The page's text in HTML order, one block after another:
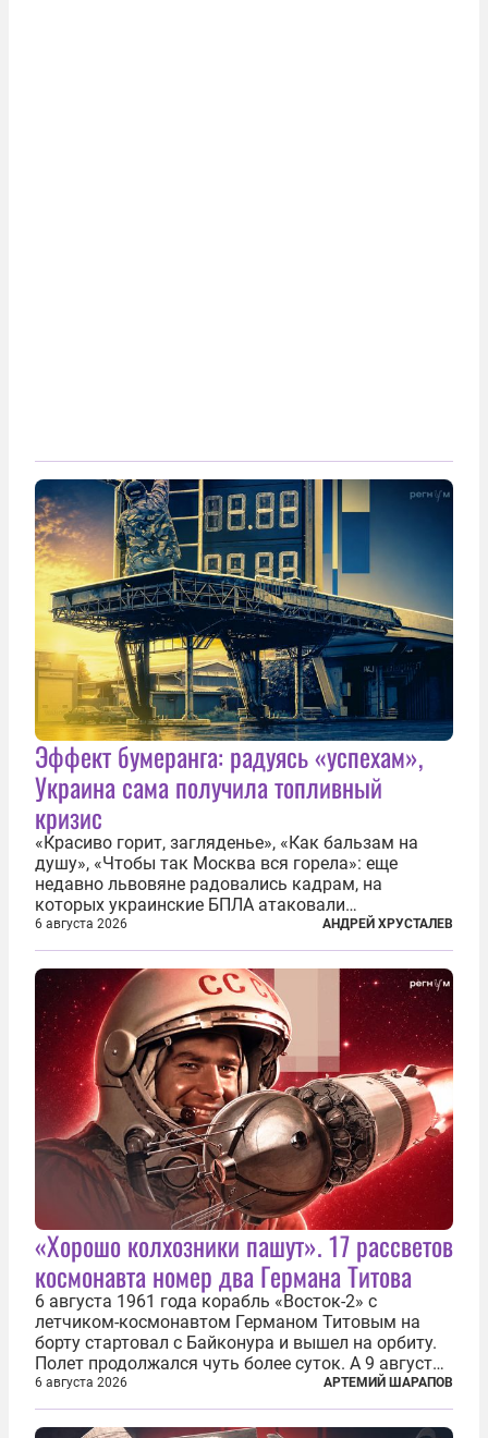
Эффект бумеранга: радуясь «успехам»,
Украина сама получила топливный
кризис
«Красиво горит, загляденье», «Как бальзам на
душу», «Чтобы так Москва вся горела»: еще
недавно львовяне радовались кадрам, на
которых украинские БПЛА атаковали
нефтеперерабатывающие предприятия России. В
скором времени оказалось, что в «эту игру можно
играть вдвоем» — российские дроны только за...
6 августа 2026 АНДРЕЙ ХРУСТАЛЕВ
«Хорошо колхозники пашут». 17 рассветов
космонавта номер два Германа Титова
6 августа 1961 года корабль «Восток-2» с
летчиком-космонавтом Германом Титовым на
борту стартовал с Байконура и вышел на орбиту.
Полет продолжался чуть более суток. А 9 августа
второй человек в космосе получил звезду Героя
Советского Союза и орден Ленина. Миссия Титова
зачастую находится несколько...
6 августа 2026 АРТЕМИЙ ШАРАПОВ